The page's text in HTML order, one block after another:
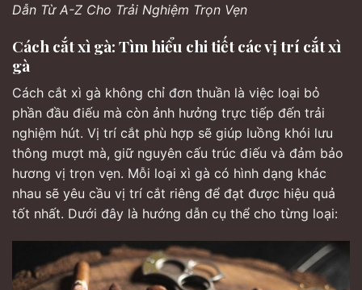
Dẫn Từ A-Z Cho Trải Nghiệm Trọn Vẹn
Cách cắt xì gà: Tìm hiểu chi tiết các vị trí cắt xì
gà
Cách cắt xì gà không chỉ đơn thuần là việc loại bỏ
phần đầu điếu mà còn ảnh hưởng trực tiếp đến trải
nghiệm hút. Vị trí cắt phù hợp sẽ giúp luồng khói lưu
thông mượt mà, giữ nguyên cấu trúc điếu và đảm bảo
hương vị trọn vẹn. Mỗi loại xì gà có hình dạng khác
nhau sẽ yêu cầu vị trí cắt riêng để đạt được hiệu quả
tốt nhất. Dưới đây là hướng dẫn cụ thể cho từng loại: